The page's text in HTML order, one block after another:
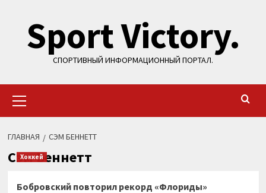
содержимому
Sport Victory.
СПОРТИВНЫЙ ИНФОРМАЦИОННЫЙ ПОРТАЛ.
меню
ГЛАВНАЯ СЭМ БЕННЕТТ
Сэм Беннетт
Хоккей
Бобровский повторил рекорд «Флориды»